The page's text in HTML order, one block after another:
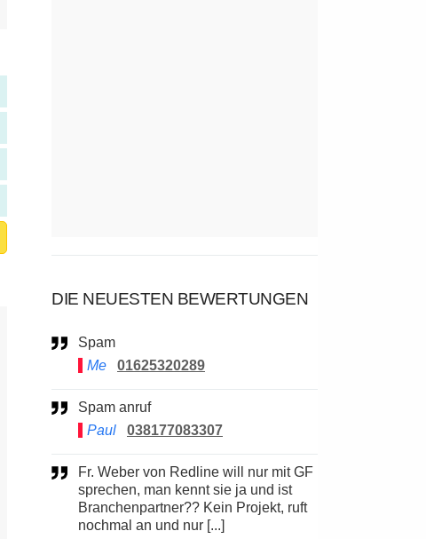
DIE NEUESTEN BEWERTUNGEN
Spam
Me
01625320289
Spam anruf
Paul
038177083307
Fr. Weber von Redline will nur mit GF
sprechen, man kennt sie ja und ist
Branchenpartner?? Kein Projekt, ruft
nochmal an und nur [...]